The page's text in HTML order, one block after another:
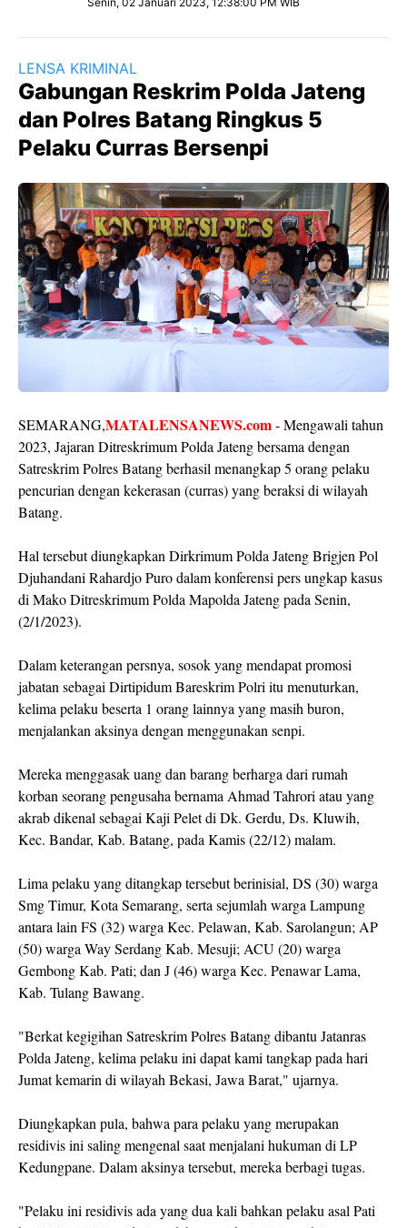
LENSA KRIMINAL
Gabungan Reskrim Polda Jateng
dan Polres Batang Ringkus 5
Pelaku Curras Bersenpi
SEMARANG,MATALENSANEWS.com- Mengawali tahun
2023, Jajaran Ditreskrimum Polda Jateng bersama dengan
Satreskrim Polres Batang berhasil menangkap 5 orang pelaku
pencurian dengan kekerasan (curras) yang beraksi di wilayah
Batang.
Hal tersebut diungkapkan Dirkrimum Polda Jateng Brigjen Pol
Djuhandani Rahardjo Puro dalam konferensi pers ungkap kasus
di Mako Ditreskrimum Polda Mapolda Jateng pada Senin,
(2/1/2023).
Dalam keterangan persnya, sosok yang mendapat promosi
jabatan sebagai Dirtipidum Bareskrim Polri itu menuturkan,
kelima pelaku beserta 1 orang lainnya yang masih buron,
menjalankan aksinya dengan menggunakan senpi.
Mereka menggasak uang dan barang berharga dari rumah
korban seorang pengusaha bernama Ahmad Tahrori atau yang
akrab dikenal sebagai Kaji Pelet di Dk. Gerdu, Ds. Kluwih,
Kec. Bandar, Kab. Batang, pada Kamis (22/12) malam.
Lima pelaku yang ditangkap tersebut berinisial, DS (30) warga
Smg Timur, Kota Semarang, serta sejumlah warga Lampung
antara lain FS (32) warga Kec. Pelawan, Kab. Sarolangun; AP
(50) warga Way Serdang Kab. Mesuji; ACU (20) warga
Gembong Kab. Pati; dan J (46) warga Kec. Penawar Lama,
Kab. Tulang Bawang.
"Berkat kegigihan Satreskrim Polres Batang dibantu Jatanras
Polda Jateng, kelima pelaku ini dapat kami tangkap pada hari
Jumat kemarin di wilayah Bekasi, Jawa Barat," ujarnya.
Diungkapkan pula, bahwa para pelaku yang merupakan
residivis ini saling mengenal saat menjalani hukuman di LP
Kedungpane. Dalam aksinya tersebut, mereka berbagi tugas.
"Pelaku ini residivis ada yang dua kali bahkan pelaku asal Pati